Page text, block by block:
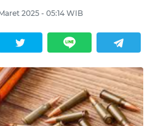
2025 - 05:14 WIB